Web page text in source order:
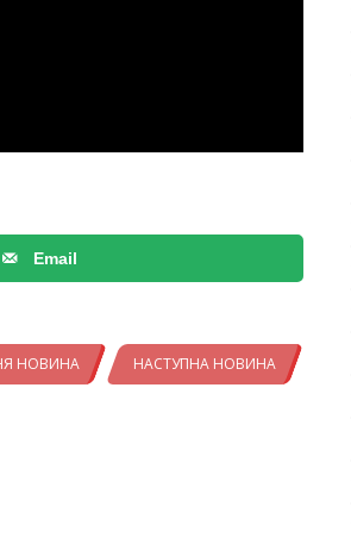
Email
НОВИНА НАСТУПНА НОВИНА